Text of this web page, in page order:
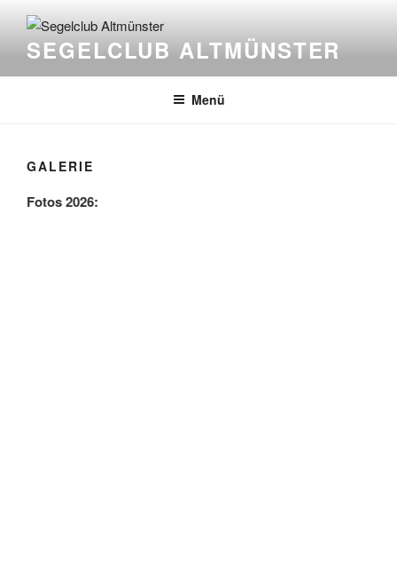
Inhalt
springenSEGELCLUB ALTMÜNSTER
Menü
GALERIE
Fotos 2026: